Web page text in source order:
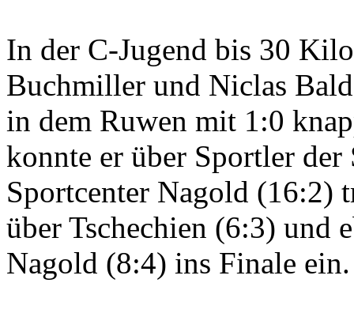
In der C-Jugend bis 30
Buchmiller und Niclas
in dem Ruwen mit 1:0
konnte er über Sportler
Sportcenter Nagold (16:2)
über Tschechien (6:3) und
Nagold (8:4) ins Finale ein.